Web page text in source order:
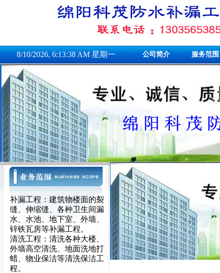
8/10/2026, 6:13:38 AM 星期一 公司简介 服务范围
补漏工程：建筑物楼面的裂
缝、伸缩缝、各种卫生间漏
水、水池、地下室、外墙、
锌铁瓦房等补漏工程。
清洗工程：清洗各种大楼、
外墙高空清洗、地面洗地打
蜡、物业保洁等清洗保洁工
程。